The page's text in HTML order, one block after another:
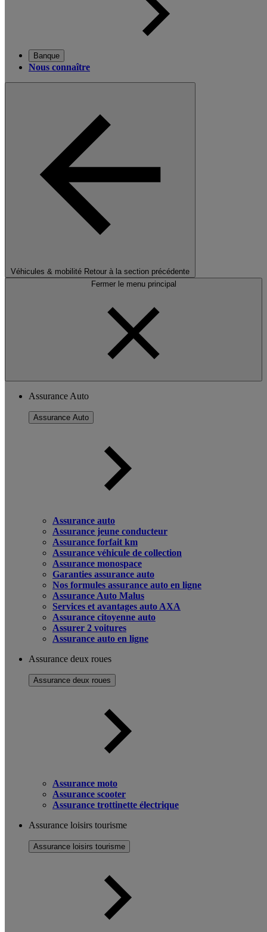
Banque
Nous connaître
Véhicules & mobilité Retour à la section précédente
Fermer le menu principal
Assurance Auto
Assurance Auto
Assurance auto
Assurance jeune conducteur
Assurance forfait km
Assurance véhicule de collection
Assurance monospace
Garanties assurance auto
Nos formules assurance auto en ligne
Assurance Auto Malus
Services et avantages auto AXA
Assurance citoyenne auto
Assurer 2 voitures
Assurance auto en ligne
Assurance deux roues
Assurance deux roues
Assurance moto
Assurance scooter
Assurance trottinette électrique
Assurance loisirs tourisme
Assurance loisirs tourisme